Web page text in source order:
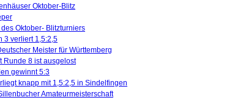
Oktober-Blitz
Oktober- Blitzturniers
3 verliert 1,5:2,5
Meister für Württemberg
Runde 8 ist ausgelost
gewinnt 5:3
knapp mit 1,5:2,5 in Sindelfingen
Amateurmeisterschaft